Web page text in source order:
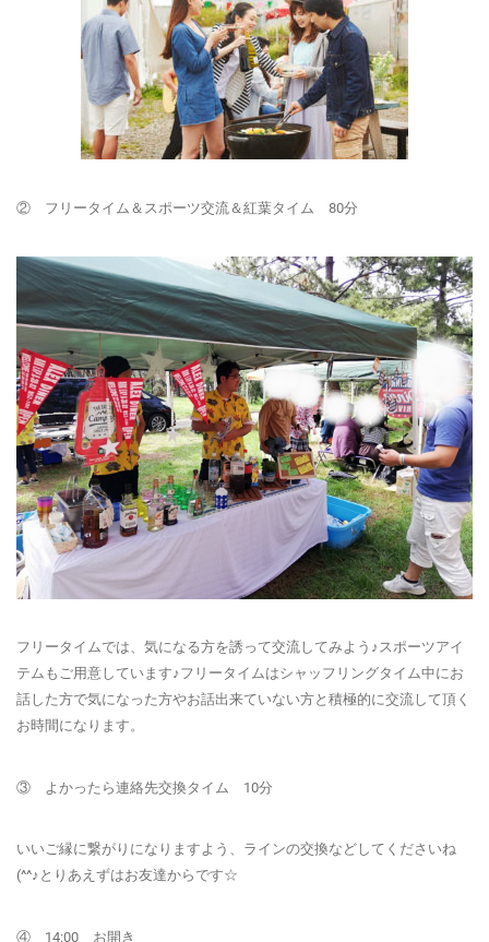
② フリータイム＆スポーツ交流＆紅葉タイム 80分
フリータイムでは、気になる方を誘って交流してみよう♪スポーツアイ
テムもご用意しています♪フリータイムはシャッフリングタイム中にお
話した方で気になった方やお話出来ていない方と積極的に交流して頂く
お時間になります。
③ よかったら連絡先交換タイム 10分
いいご縁に繋がりになりますよう、ラインの交換などしてくださいね
(^^♪とりあえずはお友達からです☆
④ 14:00 お開き